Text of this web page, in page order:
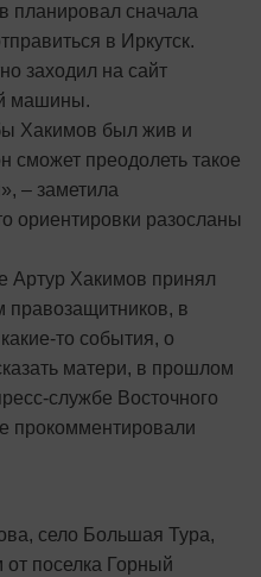
планировал сначала
в Иркутск.
заходил на сайт
машины.
Хакимов был жив и
сможет преодолеть такое
– заметила
ориентировки разосланы
Артур Хакимов принял
правозащитников, в
то события, о
матери, в прошлом
службе Восточного
прокомментировали
село Большая Тура,
поселка Горный